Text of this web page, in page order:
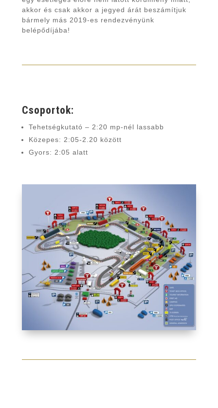
akkor és csak akkor a jegyed árát beszámítjuk
bármely más 2019-es rendezvényünk
belépődíjába!
Csoportok:
Tehetségkutató – 2:20 mp-nél lassabb
Közepes: 2:05-2.20 között
Gyors: 2:05 alatt